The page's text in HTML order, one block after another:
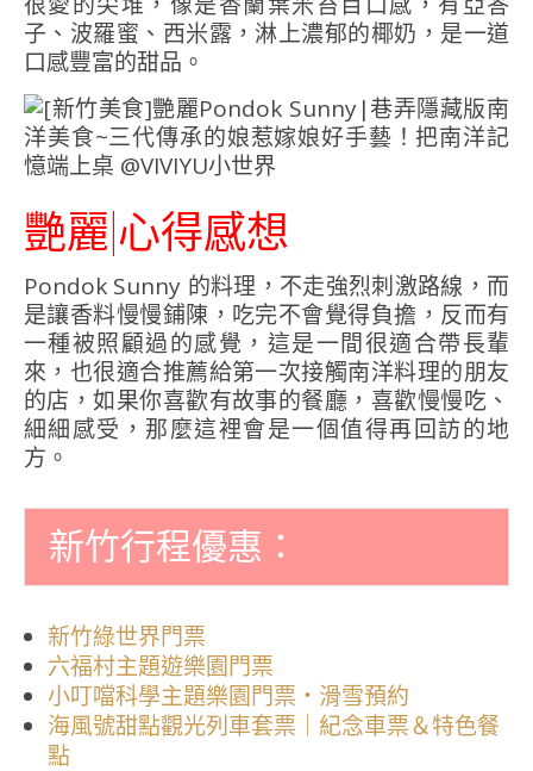
子、波羅蜜、西米露，淋上濃郁的椰奶，是一道
口感豐富的甜品。
艷麗|心得感想
Pondok Sunny 的料理，不走強烈刺激路線，而
是讓香料慢慢鋪陳，吃完不會覺得負擔，反而有
一種被照顧過的感覺，這是一間很適合帶長輩
來，也很適合推薦給第一次接觸南洋料理的朋友
的店，如果你喜歡有故事的餐廳，喜歡慢慢吃、
細細感受，那麼這裡會是一個值得再回訪的地
方。
新竹行程優惠：
新竹綠世界門票
六福村主題遊樂園門票
小叮噹科學主題樂園門票・滑雪預約
海風號甜點觀光列車套票｜紀念車票＆特色餐
點